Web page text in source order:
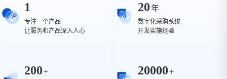
1
专注一个产品
让服务和产品深入人心
20年
数字化采购系统
开发实施经验
200+ 20000+